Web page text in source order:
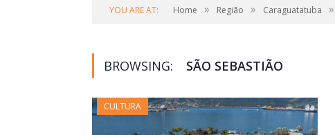
YOU ARE AT: Home » Região » Caraguatatuba »
BROWSING: SÃO SEBASTIÃO
CULTURA